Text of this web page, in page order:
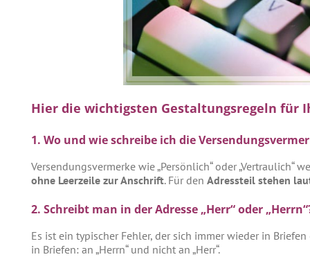
Hier die wichtigsten Gestaltungsregeln für
1. Wo und wie schreibe ich die
Versendungsvermerke wie „Persönlich“ oder „Vertraulich“
ohne Leerzeile zur Anschrift. Für den Adressteil stehen
2. Schreibt man in der Adresse „Herr“ oder
Es ist ein typischer Fehler, der sich immer wieder in
in Briefen: an „Herrn“ und nicht an „Herr“.